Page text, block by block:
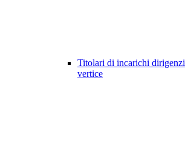
Titolari di incarichi
vertice